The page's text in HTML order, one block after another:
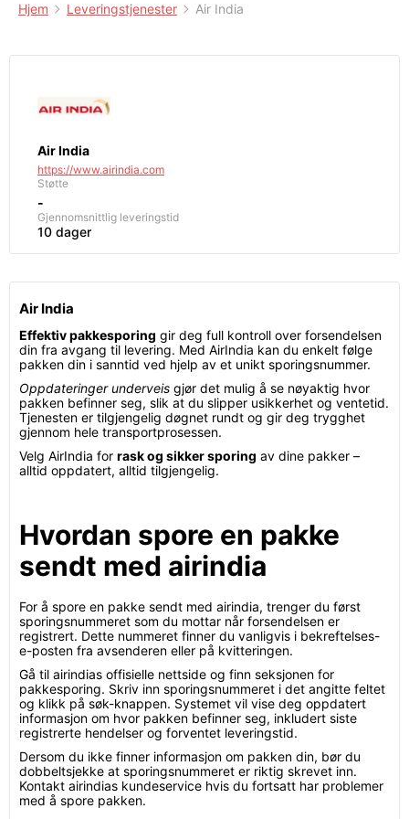
Hjem Leveringstjenester Air India
Air India
https://www.airindia.com
Støtte
-
Gjennomsnittlig leveringstid
10 dager
Air India
Effektiv pakkesporing gir deg full kontroll over forsendelsen
din fra avgang til levering. Med AirIndia kan du enkelt følge
pakken din i sanntid ved hjelp av et unikt sporingsnummer.
Oppdateringer underveis gjør det mulig å se nøyaktig hvor
pakken befinner seg, slik at du slipper usikkerhet og ventetid.
Tjenesten er tilgjengelig døgnet rundt og gir deg trygghet
gjennom hele transportprosessen.
Velg AirIndia for rask og sikker sporing av dine pakker –
alltid oppdatert, alltid tilgjengelig.
Hvordan spore en pakke
sendt med airindia
For å spore en pakke sendt med airindia, trenger du først
sporingsnummeret som du mottar når forsendelsen er
registrert. Dette nummeret finner du vanligvis i bekreftelses-
e-posten fra avsenderen eller på kvitteringen.
Gå til airindias offisielle nettside og finn seksjonen for
pakkesporing. Skriv inn sporingsnummeret i det angitte feltet
og klikk på søk-knappen. Systemet vil vise deg oppdatert
informasjon om hvor pakken befinner seg, inkludert siste
registrerte hendelser og forventet leveringstid.
Dersom du ikke finner informasjon om pakken din, bør du
dobbeltsjekke at sporingsnummeret er riktig skrevet inn.
Kontakt airindias kundeservice hvis du fortsatt har problemer
med å spore pakken.